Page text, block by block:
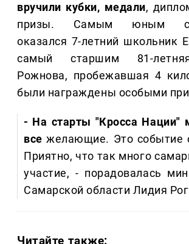
вручили кубки, медали,
призы. Самым юным
оказался 7-летний школьник
самый старшим 81-
Рожнова, пробежавшая 4
были награждены особыми
- На старты "Кросса Нации"
всежелающие. Это событие
Приятно, что так много
участие, - порадовалась
Самарской области Лидия
Читайте также: